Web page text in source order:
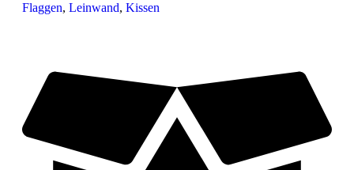
Flaggen, Leinwand, Kissen